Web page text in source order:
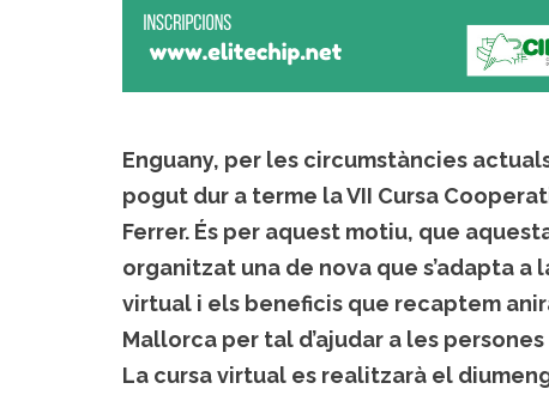
Enguany, per les circumstàncies
pogut dur a terme la VII Cursa
Ferrer. És per aquest motiu, que
organitzat una de nova que s’adapta
virtual i els beneficis que recaptem
Mallorca per tal d’ajudar a les
La cursa virtual es realitzarà el